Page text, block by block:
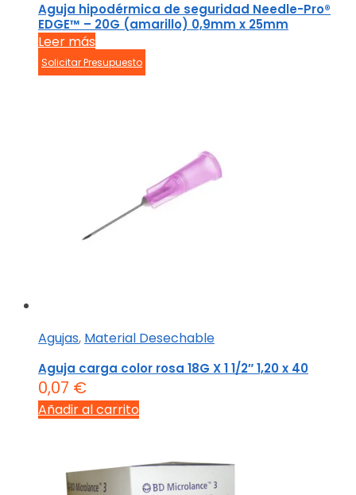
Aguja hipodérmica de seguridad Needle-Pro®
EDGE™ – 20G (amarillo) 0,9mm x 25mm
Leer más
Solicitar Presupuesto
Agujas, Material Desechable
Aguja carga color rosa 18G X 1 1/2″ 1,20 x 40
0,07 €
Añadir al carrito